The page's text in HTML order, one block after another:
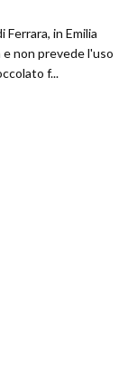
in Emilia
e non prevede l'uso
f...